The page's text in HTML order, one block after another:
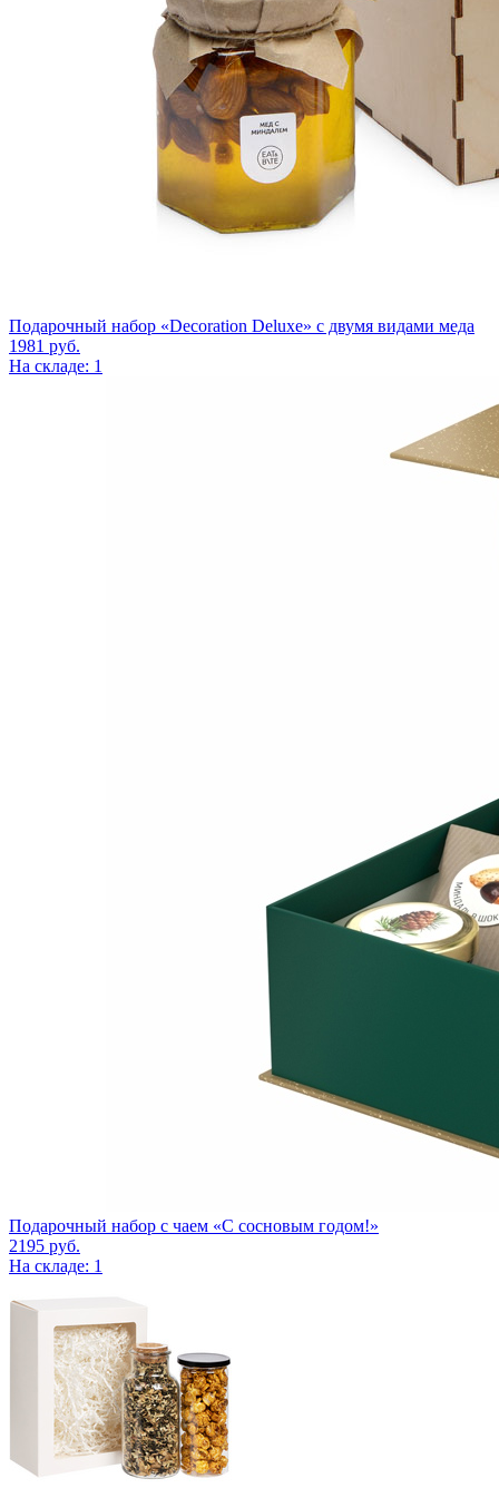
Подарочный набор «Decoration Deluxe» с двумя видами меда
1981 руб.
На складе: 1
Подарочный набор c чаем «С сосновым годом!»
2195 руб.
На складе: 1